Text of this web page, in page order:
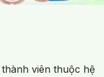
viên thuộc hệ